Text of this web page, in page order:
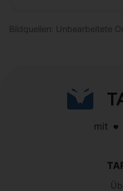
Bildquellen: Unbearbeitete
mit